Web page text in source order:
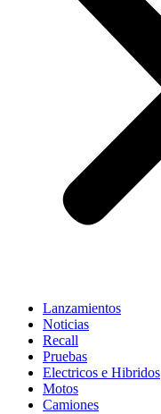
Lanzamientos
Noticias
Recall
Pruebas
Electricos e Hibridos
Motos
Camiones